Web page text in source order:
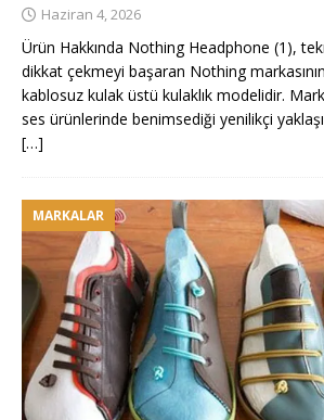
Haziran 4, 2026
Ürün Hakkında Nothing Headphone (1),
dikkat çekmeyi başaran Nothing
kablosuz kulak üstü kulaklık modelidir.
ses ürünlerinde benimsediği yenilikçi
[…]
MARKALAR